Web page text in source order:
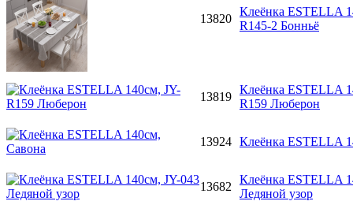
13820
Клеёнка ESTELLA
R145-2 Бонньё
13819
Клеёнка ESTELLA
R159 Люберон
13924 Клеёнка ESTELLA
13682
Клеёнка ESTELLA
Ледяной узор